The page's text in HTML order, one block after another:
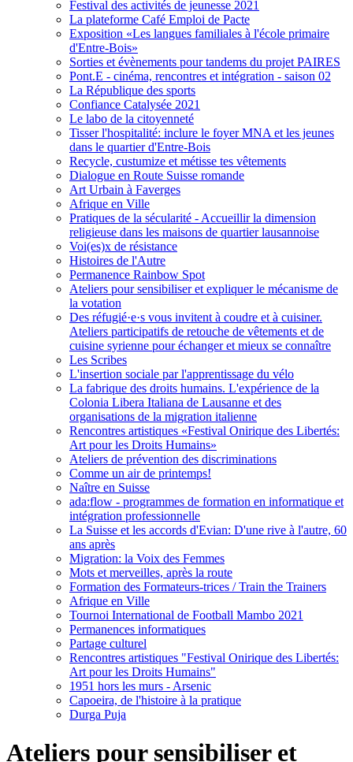
Festival des activités de jeunesse 2021
La plateforme Café Emploi de Pacte
Exposition «Les langues familiales à l'école primaire
d'Entre-Bois»
Sorties et évènements pour tandems du projet PAIRES
Pont.E - cinéma, rencontres et intégration - saison 02
La République des sports
Confiance Catalysée 2021
Le labo de la citoyenneté
Tisser l'hospitalité: inclure le foyer MNA et les jeunes
dans le quartier d'Entre-Bois
Recycle, custumize et métisse tes vêtements
Dialogue en Route Suisse romande
Art Urbain à Faverges
Afrique en Ville
Pratiques de la sécularité - Accueillir la dimension
religieuse dans les maisons de quartier lausannoise
Voi(es)x de résistance
Histoires de l'Autre
Permanence Rainbow Spot
Ateliers pour sensibiliser et expliquer le mécanisme de
la votation
Des réfugié·e·s vous invitent à coudre et à cuisiner.
Ateliers participatifs de retouche de vêtements et de
cuisine syrienne pour échanger et mieux se connaître
Les Scribes
L'insertion sociale par l'apprentissage du vélo
La fabrique des droits humains. L'expérience de la
Colonia Libera Italiana de Lausanne et des
organisations de la migration italienne
Rencontres artistiques «Festival Onirique des Libertés:
Art pour les Droits Humains»
Ateliers de prévention des discriminations
Comme un air de printemps!
Naître en Suisse
ada:flow - programmes de formation en informatique et
intégration professionnelle
La Suisse et les accords d'Evian: D'une rive à l'autre, 60
ans après
Migration: la Voix des Femmes
Mots et merveilles, après la route
Formation des Formateurs-trices / Train the Trainers
Afrique en Ville
Tournoi International de Football Mambo 2021
Permanences informatiques
Partage culturel
Rencontres artistiques "Festival Onirique des Libertés:
Art pour les Droits Humains"
1951 hors les murs - Arsenic
Capoeira, de l'histoire à la pratique
Durga Puja
Ateliers pour sensibiliser et